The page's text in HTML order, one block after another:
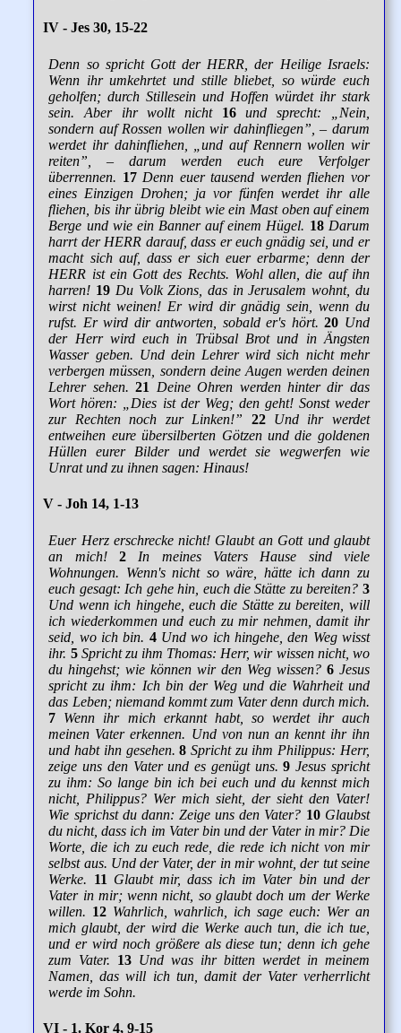
IV - Jes 30, 15-22
Denn so spricht Gott der HERR, der Heilige Israels:
Wenn ihr umkehrtet und stille bliebet, so würde euch
geholfen; durch Stillesein und Hoffen würdet ihr stark
sein. Aber ihr wollt nicht
16
und sprecht: „Nein,
sondern auf Rossen wollen wir dahinfliegen”, – darum
werdet ihr dahinfliehen, „und auf Rennern wollen wir
reiten”, – darum werden euch eure Verfolger
überrennen. 17 Denn euer tausend werden fliehen vor
eines Einzigen Drohen; ja vor fünfen werdet ihr alle
fliehen, bis ihr übrig bleibt wie ein Mast oben auf einem
Berge und wie ein Banner auf einem Hügel. 18 Darum
harrt der HERR darauf, dass er euch gnädig sei, und er
macht sich auf, dass er sich euer erbarme; denn der
HERR ist ein Gott des Rechts. Wohl allen, die auf ihn
harren! 19 Du Volk Zions, das in Jerusalem wohnt, du
wirst nicht weinen! Er wird dir gnädig sein, wenn du
rufst. Er wird dir antworten, sobald er's hört. 20 Und
der Herr wird euch in Trübsal Brot und in Ängsten
Wasser geben. Und dein Lehrer wird sich nicht mehr
verbergen müssen, sondern deine Augen werden deinen
Lehrer sehen. 21
Deine Ohren werden hinter dir das
Wort hören: „Dies ist der Weg; den geht! Sonst weder
zur Rechten noch zur Linken!”
22
Und ihr werdet
entweihen eure übersilberten Götzen und die goldenen
Hüllen eurer Bilder und werdet sie wegwerfen wie
Unrat und zu ihnen sagen: Hinaus!
V - Joh 14, 1-13
Euer Herz erschrecke nicht! Glaubt an Gott und glaubt
an mich!
2
In meines Vaters Hause sind viele
Wohnungen. Wenn's nicht so wäre, hätte ich dann zu
euch gesagt: Ich gehe hin, euch die Stätte zu bereiten? 3
Und wenn ich hingehe, euch die Stätte zu bereiten, will
ich wiederkommen und euch zu mir nehmen, damit ihr
seid, wo ich bin. 4 Und wo ich hingehe, den Weg wisst
ihr. 5 Spricht zu ihm Thomas: Herr, wir wissen nicht, wo
du hingehst; wie können wir den Weg wissen? 6 Jesus
spricht zu ihm: Ich bin der Weg und die Wahrheit und
das Leben; niemand kommt zum Vater denn durch mich.
7 Wenn ihr mich erkannt habt, so werdet ihr auch
meinen Vater erkennen. Und von nun an kennt ihr ihn
und habt ihn gesehen. 8 Spricht zu ihm Philippus: Herr,
zeige uns den Vater und es genügt uns. 9 Jesus spricht
zu ihm: So lange bin ich bei euch und du kennst mich
nicht, Philippus? Wer mich sieht, der sieht den Vater!
Wie sprichst du dann: Zeige uns den Vater? 10 Glaubst
du nicht, dass ich im Vater bin und der Vater in mir? Die
Worte, die ich zu euch rede, die rede ich nicht von mir
selbst aus. Und der Vater, der in mir wohnt, der tut seine
Werke. 11 Glaubt mir, dass ich im Vater bin und der
Vater in mir; wenn nicht, so glaubt doch um der Werke
willen. 12 Wahrlich, wahrlich, ich sage euch: Wer an
mich glaubt, der wird die Werke auch tun, die ich tue,
und er wird noch größere als diese tun; denn ich gehe
zum Vater. 13 Und was ihr bitten werdet in meinem
Namen, das will ich tun, damit der Vater verherrlicht
werde im Sohn.
VI - 1. Kor 4, 9-15